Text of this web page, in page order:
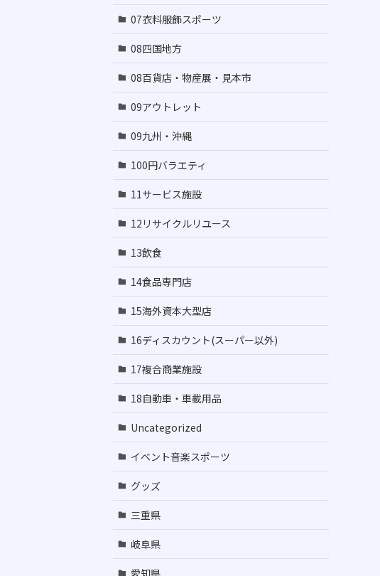
07衣料服飾スポーツ
08四国地方
08百貨店・物産展・見本市
09アウトレット
09九州・沖縄
100円バラエティ
11サービス施設
12リサイクルリユース
13飲食
14食品専門店
15海外資本大型店
16ディスカウント(スーパー以外)
17複合商業施設
18自動車・車載用品
Uncategorized
イベント音楽スポーツ
グッズ
三重県
岐阜県
愛知県